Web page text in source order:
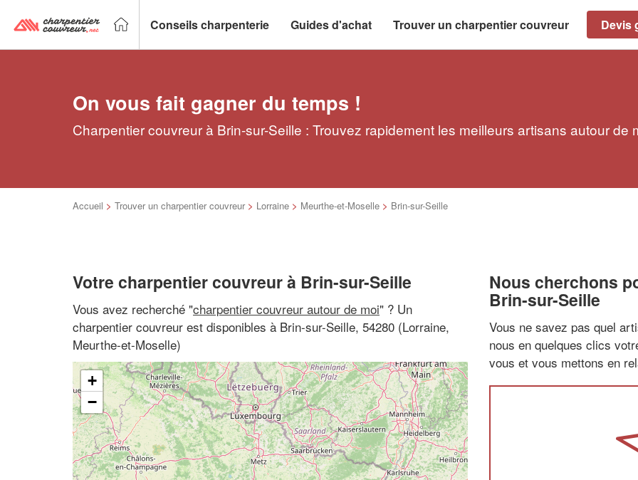
Conseils charpenterie Guides d'achat Trouver un charpentier couvreur Devis
On vous fait gagner du temps !
Charpentier couvreur à Brin-sur-Seille : Trouvez rapidement les meilleurs artisans autour de
Accueil > Trouver un charpentier couvreur > Lorraine > Meurthe-et-Moselle > Brin-sur-Seille
Votre charpentier couvreur à Brin-sur-Seille
Vous avez recherché "charpentier couvreur autour de moi" ? Un
charpentier couvreur est disponibles à Brin-sur-Seille, 54280 (Lorraine,
Meurthe-et-Moselle)
+
−
Nous cherchons
Brin-sur-Seille
Vous ne savez pas quel
nous en quelques clics
vous et vous mettons en